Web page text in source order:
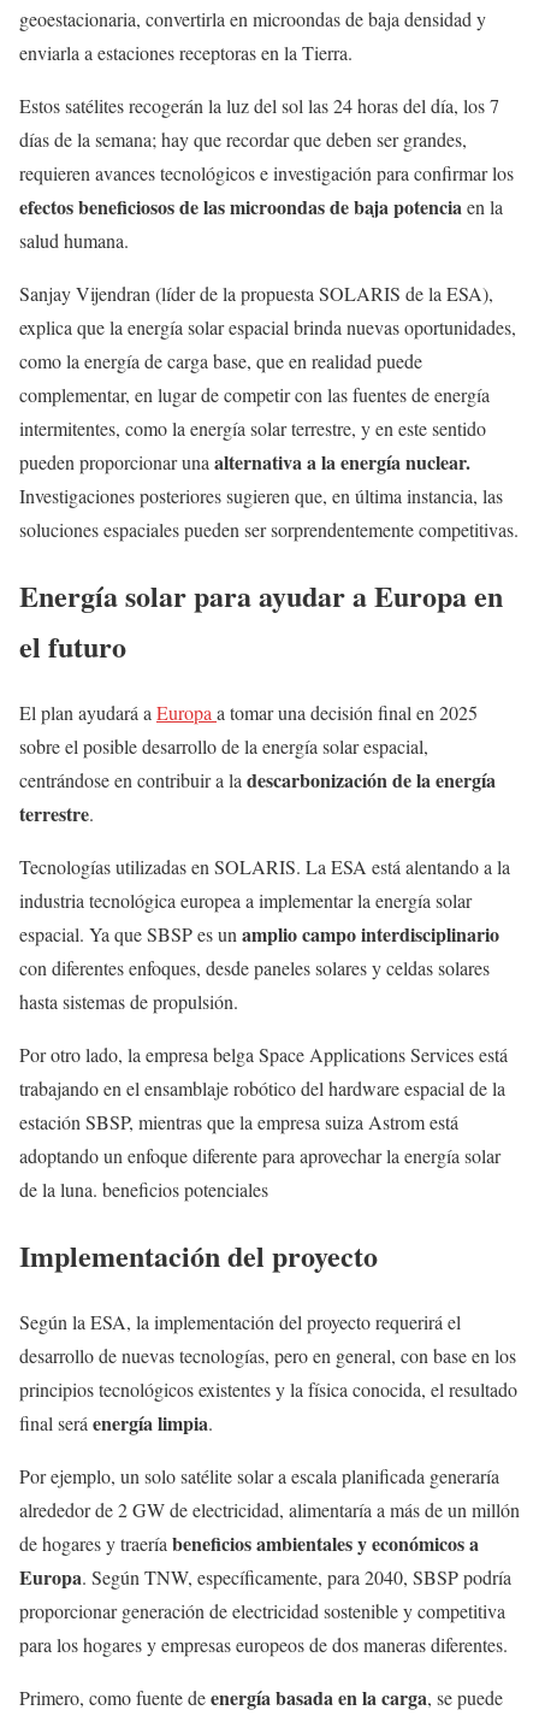
geoestacionaria, convertirla en microondas de baja densidad y
enviarla a estaciones receptoras en la Tierra.
Estos satélites recogerán la luz del sol las 24 horas del día, los 7
días de la semana; hay que recordar que deben ser grandes,
requieren avances tecnológicos e investigación para confirmar los
efectos beneficiosos de las microondas de baja potenciaen la
salud humana.
Sanjay Vijendran (líder de la propuesta SOLARIS de la ESA),
explica que la energía solar espacial brinda nuevas oportunidades,
como la energía de carga base, que en realidad puede
complementar, en lugar de competir con las fuentes de energía
intermitentes, como la energía solar terrestre, y en este sentido
pueden proporcionar una alternativa a la energía nuclear.
Investigaciones posteriores sugieren que, en última instancia, las
soluciones espaciales pueden ser sorprendentemente competitivas.
Energía solar para ayudar a Europa en
el futuro
El plan ayudará a Europa a tomar una decisión final en 2025
sobre el posible desarrollo de la energía solar espacial,
centrándose en contribuir a la descarbonización de la energía
terrestre.
Tecnologías utilizadas en SOLARIS. La ESA está alentando a la
industria tecnológica europea a implementar la energía solar
espacial. Ya que SBSP es un amplio campo interdisciplinario
con diferentes enfoques, desde paneles solares y celdas solares
hasta sistemas de propulsión.
Por otro lado, la empresa belga Space Applications Services está
trabajando en el ensamblaje robótico del hardware espacial de la
estación SBSP, mientras que la empresa suiza Astrom está
adoptando un enfoque diferente para aprovechar la energía solar
de la luna. beneficios potenciales
Implementación del proyecto
Según la ESA, la implementación del proyecto requerirá el
desarrollo de nuevas tecnologías, pero en general, con base en los
principios tecnológicos existentes y la física conocida, el resultado
final será energía limpia.
Por ejemplo, un solo satélite solar a escala planificada generaría
alrededor de 2 GW de electricidad, alimentaría a más de un millón
de hogares y traería beneficios ambientales y económicosa
Europa. Según TNW, específicamente, para 2040, SBSP podría
proporcionar generación de electricidad sostenible y competitiva
para los hogares y empresas europeos de dos maneras diferentes.
Primero, como fuente deenergía basada en la carga, se puede